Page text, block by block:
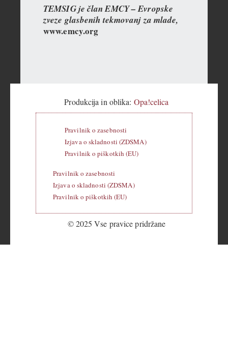
TEMSIG je član EMCY – Evropske
zveze glasbenih tekmovanj za mlade,
www.emcy.org
Produkcija in oblika: Opa!celica
Pravilnik o zasebnosti
Izjava o skladnosti (ZDSMA)
Pravilnik o piškotkih (EU)
Pravilnik o zasebnosti
Izjava o skladnosti (ZDSMA)
Pravilnik o piškotkih (EU)
© 2025 Vse pravice pridržane